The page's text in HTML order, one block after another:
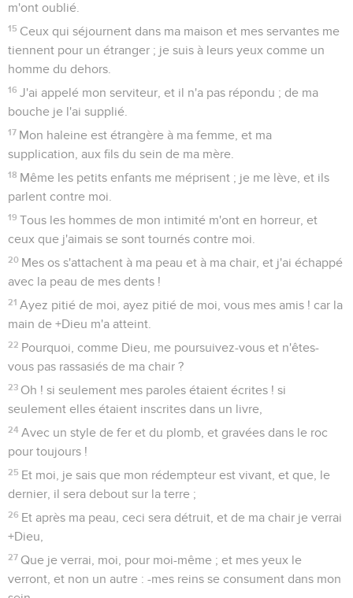
m'ont oublié.
15 Ceux qui séjournent dans ma maison et mes servantes me
tiennent pour un étranger ; je suis à leurs yeux comme un
homme du dehors.
16 J'ai appelé mon serviteur, et il n'a pas répondu ; de ma
bouche je l'ai supplié.
17 Mon haleine est étrangère à ma femme, et ma
supplication, aux fils du sein de ma mère.
18 Même les petits enfants me méprisent ; je me lève, et ils
parlent contre moi.
19 Tous les hommes de mon intimité m'ont en horreur, et
ceux que j'aimais se sont tournés contre moi.
20 Mes os s'attachent à ma peau et à ma chair, et j'ai échappé
avec la peau de mes dents !
21 Ayez pitié de moi, ayez pitié de moi, vous mes amis ! car la
main de +Dieu m'a atteint.
22 Pourquoi, comme Dieu, me poursuivez-vous et n'êtes-
vous pas rassasiés de ma chair ?
23 Oh ! si seulement mes paroles étaient écrites ! si
seulement elles étaient inscrites dans un livre,
24 Avec un style de fer et du plomb, et gravées dans le roc
pour toujours !
25 Et moi, je sais que mon rédempteur est vivant, et que, le
dernier, il sera debout sur la terre ;
26 Et après ma peau, ceci sera détruit, et de ma chair je verrai
+Dieu,
27 Que je verrai, moi, pour moi-même ; et mes yeux le
verront, et non un autre : -mes reins se consument dans mon